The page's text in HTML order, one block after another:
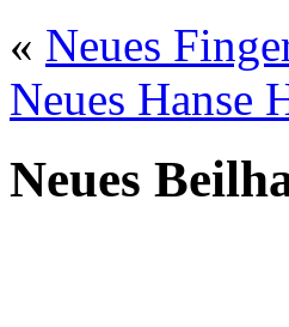
« Neues
Neues Hanse
Neues